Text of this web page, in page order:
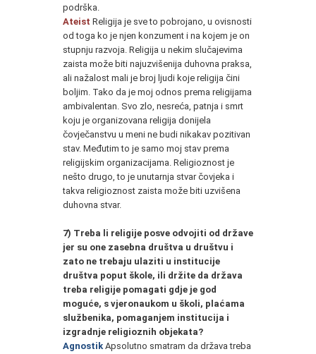
podrška.
Ateist Religija je sve to pobrojano, u ovisnosti
od toga ko je njen konzument i na kojem je on
stupnju razvoja. Religija u nekim slučajevima
zaista može biti najuzvišenija duhovna praksa,
ali nažalost mali je broj ljudi koje religija čini
boljim. Tako da je moj odnos prema religijama
ambivalentan. Svo zlo, nesreća, patnja i smrt
koju je organizovana religija donijela
čovječanstvu u meni ne budi nikakav pozitivan
stav. Međutim to je samo moj stav prema
religijskim organizacijama. Religioznost je
nešto drugo, to je unutarnja stvar čovjeka i
takva religioznost zaista može biti uzvišena
duhovna stvar.
7) Treba li religije posve odvojiti od države
jer su one zasebna društva u društvu i
zato ne trebaju ulaziti u institucije
društva poput škole, ili držite da država
treba religije pomagati gdje je god
moguće, s vjeronaukom u školi, plaćama
službenika, pomaganjem institucija i
izgradnje religioznih objekata?
Agnostik Apsolutno smatram da država treba